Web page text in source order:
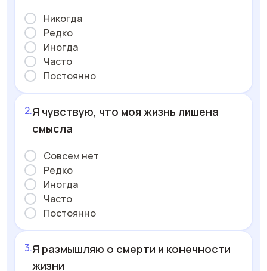
Никогда
Редко
Иногда
Часто
Постоянно
Я чувствую, что моя жизнь лишена
смысла
Совсем нет
Редко
Иногда
Часто
Постоянно
Я размышляю о смерти и конечности
жизни